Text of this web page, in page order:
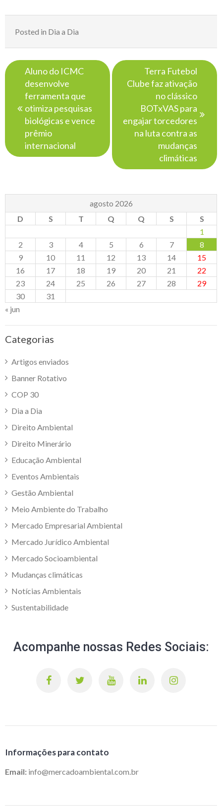
Posted in Dia a Dia
Navegação
de
Post
Aluno do ICMC
desenvolve
ferramenta que
otimiza pesquisas
biológicas e vence
prêmio
internacional
Terra Futebol
Clube faz ativação
no clássico
BOTxVAS para
engajar torcedores
na luta contra as
mudanças
climáticas
agosto 2026
D
S T Q Q S
S
1
2
3 4 5 6 7
8
9
10 11 12 13 14
15
16
17 18 19 20 21
22
23
24 25 26 27 28
29
30
31
« jun
Categorias
Artigos enviados
Banner Rotativo
COP 30
Dia a Dia
Direito Ambiental
Direito Minerário
Educação Ambiental
Eventos Ambientais
Gestão Ambiental
Meio Ambiente do Trabalho
Mercado Empresarial Ambiental
Mercado Jurídico Ambiental
Mercado Socioambiental
Mudanças climáticas
Notícias Ambientais
Sustentabilidade
Acompanhe nossas Redes Sociais:
Informações para contato
Email: info@mercadoambiental.com.br